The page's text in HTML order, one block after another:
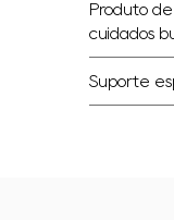
Produto
cuidados
Suporte